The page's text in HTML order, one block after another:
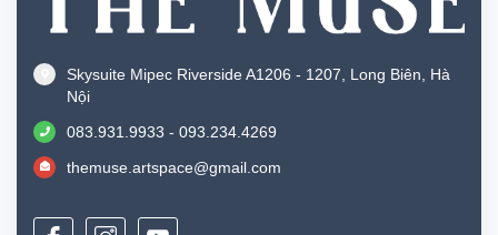
Skysuite Mipec Riverside A1206 - 1207, Long Biên, Hà
Nội
083.931.9933 - 093.234.4269
themuse.artspace@gmail.com